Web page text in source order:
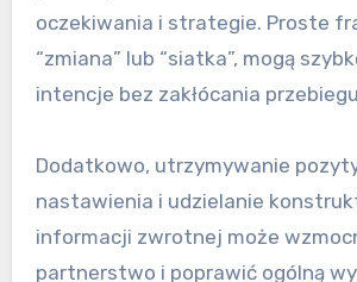
oczekiwania i strategie. Proste
“zmiana” lub “siatka”, mogą
intencje bez zakłócania
Dodatkowo, utrzymywanie
nastawienia i udzielanie
informacji zwrotnej może
partnerstwo i poprawić ogólną